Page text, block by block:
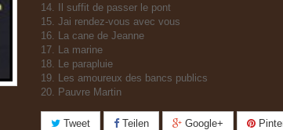
14. Il suffit de passer le pont
15. Jai rendez-vous avec vous
16. La cane de Jeanne
17. La marine
18. Le parapluie
19. Les amoureux des bancs publics
20. Pauvre Martin
Tweet Teilen Google+